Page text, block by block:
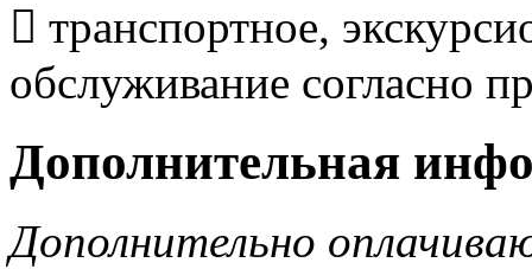
 транспортное,
обслуживание согласно
Дополнительная
Дополнительно